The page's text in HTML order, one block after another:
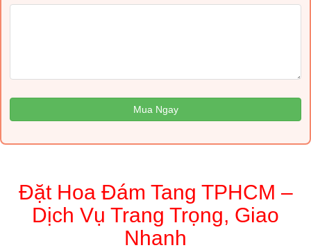
Mua Ngay
Đặt Hoa Đám Tang TPHCM –
Dịch Vụ Trang Trọng, Giao
Nhanh